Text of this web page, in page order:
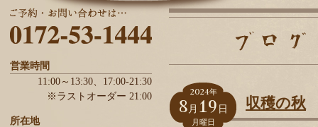
営業時間
11:00～13:30、 17:00-21:30
※ラストオーダー 21:00
所在地
2024年
8 月 19 日
月曜日
収穫の秋